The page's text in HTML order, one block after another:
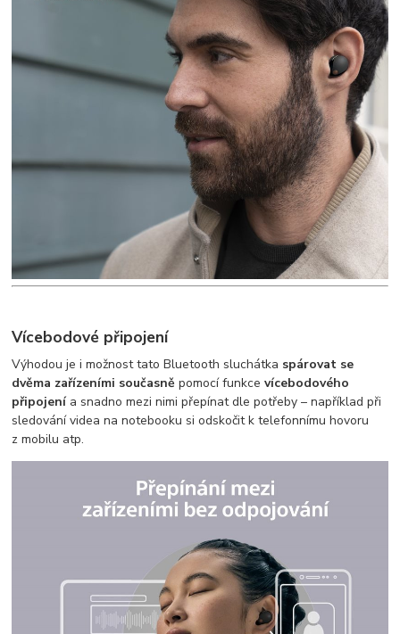
Vícebodové připojení
Výhodou je i možnost tato Bluetooth sluchátka spárovat se
dvěma zařízeními současně pomocí funkcevícebodového
připojenía snadno mezi nimi přepínat dle potřeby – například při
sledování videa na notebooku si odskočit k telefonnímu hovoru
z mobilu atp.